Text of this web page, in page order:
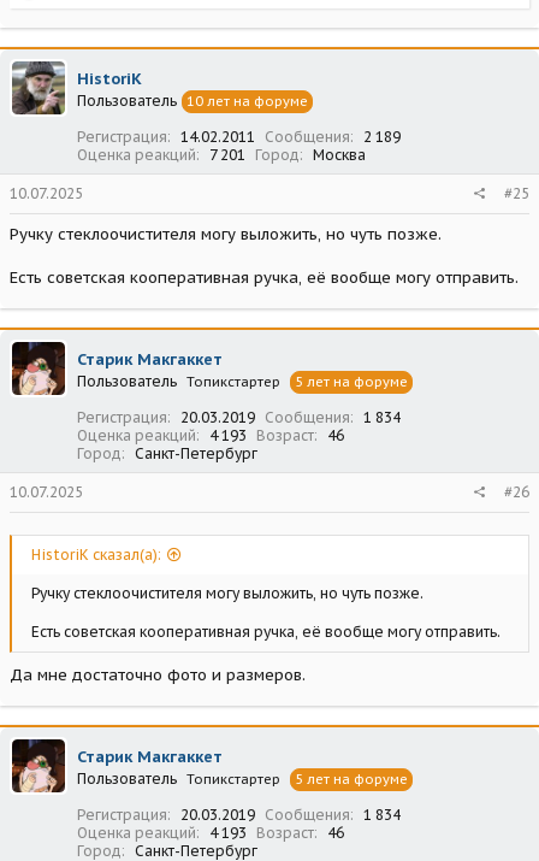
а
к
ц
и
и
HistoriK
Пользователь 10 лет на форуме
Регистрация 14.02.2011 Сообщения
2 189
Оценка реакций
7 201 Город Москва
10.07.2025 #25
Ручку стеклоочистителя могу выложить, но чуть позже.
Есть советская кооперативная ручка, её вообще могу отправить.
Старик Макгаккет
Пользователь Топикстартер 5 лет на форуме
Регистрация 20.03.2019 Сообщения
1 834
Оценка реакций
4 193 Возраст
46
Город
Санкт-Петербург
10.07.2025 #26
HistoriK сказал(а):
Ручку стеклоочистителя могу выложить, но чуть позже.
Есть советская кооперативная ручка, её вообще могу отправить.
Да мне достаточно фото и размеров.
Старик Макгаккет
Пользователь Топикстартер 5 лет на форуме
Регистрация 20.03.2019 Сообщения
1 834
Оценка реакций
4 193 Возраст
46
Город
Санкт-Петербург